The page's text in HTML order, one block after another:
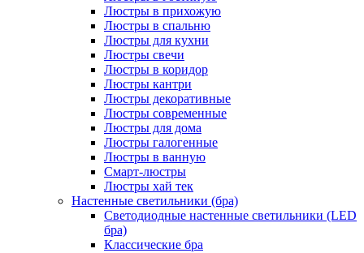
Люстры в прихожую
Люстры в спальню
Люстры для кухни
Люстры свечи
Люстры в коридор
Люстры кантри
Люстры декоративные
Люстры современные
Люстры для дома
Люстры галогенные
Люстры в ванную
Смарт-люстры
Люстры хай тек
Настенные светильники (бра)
Светодиодные настенные светильники (LED
бра)
Классические бра